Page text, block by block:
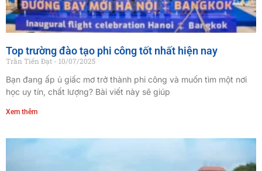
Top trường đào tạo phi công tốt nhất hiện nay
Trần Tiến Đạt 10/07/2025
Bạn đang ấp ủ giấc mơ trở thành phi công và muốn tìm một nơi
học uy tín, chất lượng? Bài viết này sẽ giúp
Xem thêm